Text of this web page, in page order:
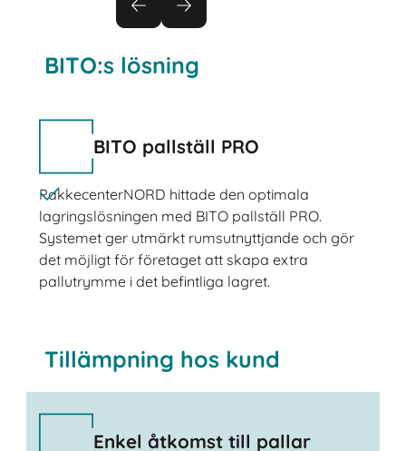
BITO:s lösning
BITO pallställ PRO
PakkecenterNORD hittade den optimala
lagringslösningen med BITO pallställ PRO.
Systemet ger utmärkt rumsutnyttjande och gör
det möjligt för företaget att skapa extra
pallutrymme i det befintliga lagret.
Tillämpning hos kund
Enkel åtkomst till pallar